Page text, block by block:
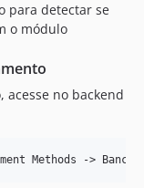
para detectar se
o módulo
acesse no backend